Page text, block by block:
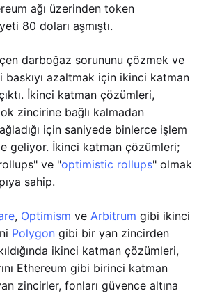
ağı üzerinden token
80 doları aşmıştı.
darboğaz sorununu çözmek ve
baskıyı azaltmak için ikinci katman
İkinci katman çözümleri,
zincirine bağlı kalmadan
için saniyede binlerce işlem
geliyor. İkinci katman çözümleri;
ve "optimistic rollups" olmak
sahip.
, Optimism ve Arbitrum gibi ikinci
Polygon gibi bir yan zincirden
ikinci katman çözümleri,
Ethereum gibi birinci katman
zincirler, fonları güvence altına